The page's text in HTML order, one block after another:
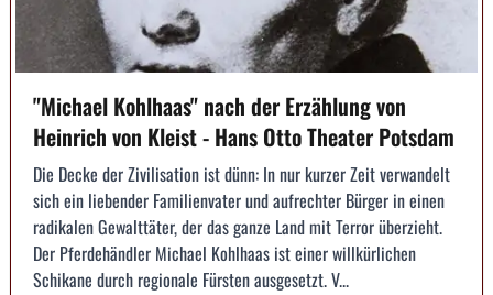
"Michael Kohlhaas" nach der Erzählung von
Heinrich von Kleist - Hans Otto Theater Potsdam
Die Decke der Zivilisation ist dünn: In nur kurzer Zeit verwandelt
sich ein liebender Familienvater und aufrechter Bürger in einen
radikalen Gewalttäter, der das ganze Land mit Terror überzieht.
Der Pferdehändler Michael Kohlhaas ist einer willkürlichen
Schikane durch regionale Fürsten ausgesetzt. V...